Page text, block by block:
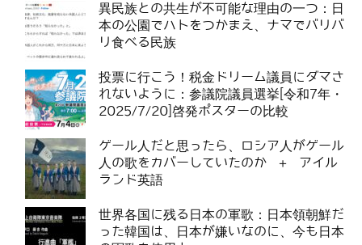
異民族との共生が不可能な理由の一つ：日
本の公園でハトをつかまえ、ナマでバリバ
リ食べる民族
投票に行こう！税金ドリーム議員にダマさ
れないように：参議院議員選挙[令和7年・
2025/7/20]啓発ポスターの比較
ゲール人だと思ったら、ロシア人がゲール
人の歌をカバーしていたのか ＋ アイル
ランド英語
世界各国に残る日本の軍歌：日本領朝鮮だ
った韓国は、日本が嫌いなのに、今も日本